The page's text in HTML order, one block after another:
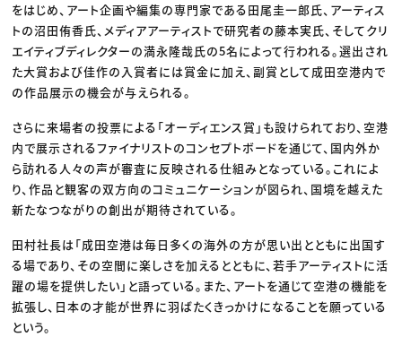
をはじめ、アート企画や編集の専門家である田尾圭一郎氏、アーティス
トの沼田侑香氏、メディアアーティストで研究者の藤本実氏、そしてクリ
エイティブディレクターの満永隆哉氏の5名によって行われる。選出され
た大賞および佳作の入賞者には賞金に加え、副賞として成田空港内で
の作品展示の機会が与えられる。
さらに来場者の投票による「オーディエンス賞」も設けられており、空港
内で展示されるファイナリストのコンセプトボードを通じて、国内外か
ら訪れる人々の声が審査に反映される仕組みとなっている。これによ
り、作品と観客の双方向のコミュニケーションが図られ、国境を越えた
新たなつながりの創出が期待されている。
田村社長は「成田空港は毎日多くの海外の方が思い出とともに出国す
る場であり、その空間に楽しさを加えるとともに、若手アーティストに活
躍の場を提供したい」と語っている。また、アートを通じて空港の機能を
拡張し、日本の才能が世界に羽ばたくきっかけになることを願っている
という。